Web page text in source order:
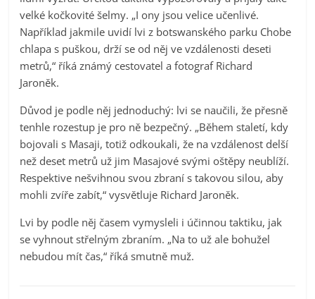
velké kočkovité šelmy. „I ony jsou velice učenlivé.
Například jakmile uvidí lvi z botswanského parku Chobe
chlapa s puškou, drží se od něj ve vzdálenosti deseti
metrů,“ říká známý cestovatel a fotograf Richard
Jaroněk.
Důvod je podle něj jednoduchý: lvi se naučili, že přesně
tenhle rozestup je pro ně bezpečný. „Během staletí, kdy
bojovali s Masaji, totiž odkoukali, že na vzdálenost delší
než deset metrů už jim Masajové svými oštěpy neublíží.
Respektive nešvihnou svou zbraní s takovou silou, aby
mohli zvíře zabít,“ vysvětluje Richard Jaroněk.
Lvi by podle něj časem vymysleli i účinnou taktiku, jak
se vyhnout střelným zbraním. „Na to už ale bohužel
nebudou mít čas,“ říká smutně muž.